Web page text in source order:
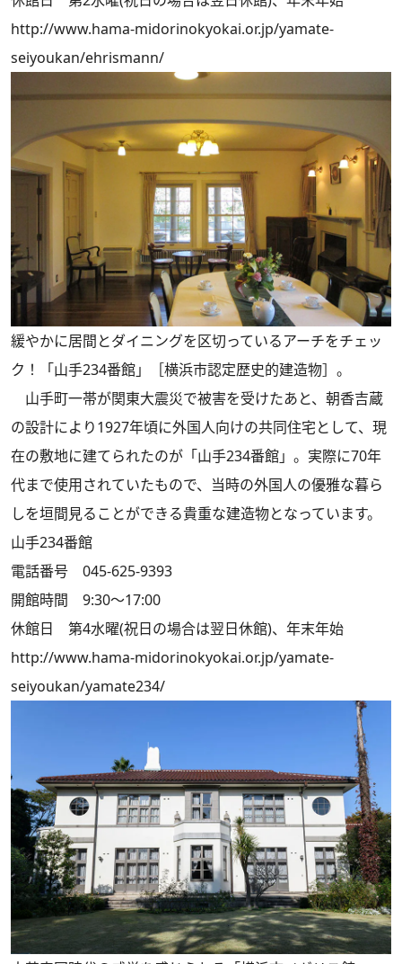
http://www.hama-midorinokyokai.or.jp/yamate-
seiyoukan/ehrismann/
緩やかに居間とダイニングを区切っているアーチをチェッ
ク！「山手234番館」［横浜市認定歴史的建造物］。
山手町一帯が関東大震災で被害を受けたあと、朝香吉蔵
の設計により1927年頃に外国人向けの共同住宅として、現
在の敷地に建てられたのが「山手234番館」。実際に70年
代まで使用されていたもので、当時の外国人の優雅な暮ら
しを垣間見ることができる貴重な建造物となっています。
山手234番館
電話番号 045-625-9393
開館時間 9:30～17:00
休館日 第4水曜(祝日の場合は翌日休館)、年末年始
http://www.hama-midorinokyokai.or.jp/yamate-
seiyoukan/yamate234/